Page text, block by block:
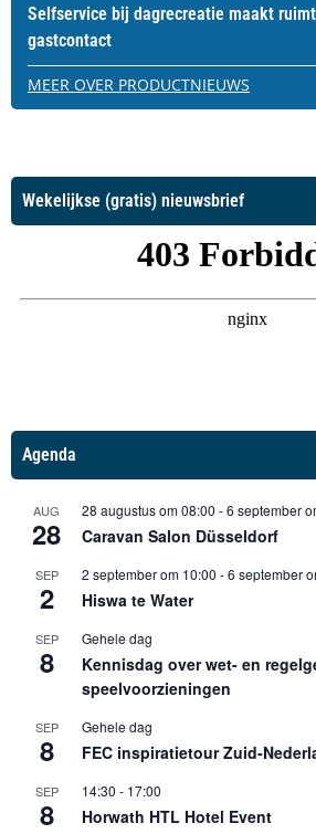
Selfservice bij dagrecreatie maakt
gastcontact
MEER OVER PRODUCTNIEUWS
Wekelijkse (gratis) nieuwsbrief
Agenda
AUG
28
28 augustus om 08:00 -6 september
Caravan Salon Düsseldorf
SEP
2
2 september om 10:00 -6 september
Hiswa te Water
SEP
8
Gehele dag
Kennisdag over wet- en
speelvoorzieningen
SEP
8
Gehele dag
FEC inspiratietour Zuid-
SEP
8
14:30 - 17:00
Horwath HTL Hotel Event